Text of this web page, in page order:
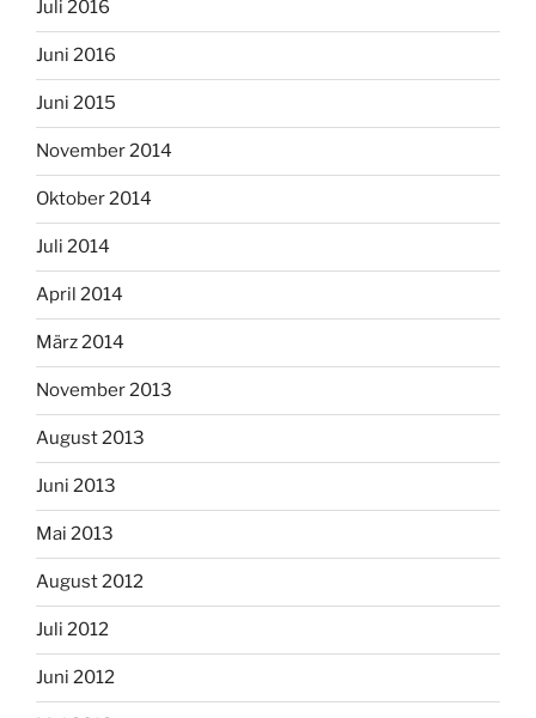
Juli 2016
Juni 2016
Juni 2015
November 2014
Oktober 2014
Juli 2014
April 2014
März 2014
November 2013
August 2013
Juni 2013
Mai 2013
August 2012
Juli 2012
Juni 2012